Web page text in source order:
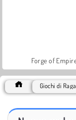
Forge of